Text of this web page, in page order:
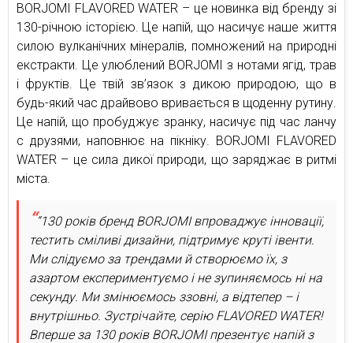
BORJOMI FLAVORED WATER – це новинка від бренду зі
130-річною історією. Це напій, що насичує наше життя
силою вулканічних мінералів, помножений на природні
екстракти. Це улюблений BORJOMI з нотами ягід, трав
і фруктів. Це твій зв’язок з дикою природою, що в
будь-який час драйвово вривається в щоденну рутину.
Це напій, що пробуджує зранку, насичує під час ланчу
с друзями, наповнює на пікніку. BORJOMI FLAVORED
WATER – це сила дикої природи, що заряджає в ритмі
міста.
“130 років бренд BORJOMI впроваджує інновації,
тестить сміливі дизайни, підтримує круті івенти.
Ми слідуємо за трендами й створюємо їх, з
азартом експериментуємо і не зупиняємось ні на
секунду. Ми змінюємось ззовні, а відтепер – і
внутрішньо. Зустрічайте, серію FLAVORED WATER!
Вперше за 130 років BORJOMI презентує напій з